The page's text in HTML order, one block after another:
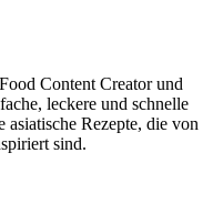
Content Creator und
leckere und schnelle
Rezepte, die von
sind.